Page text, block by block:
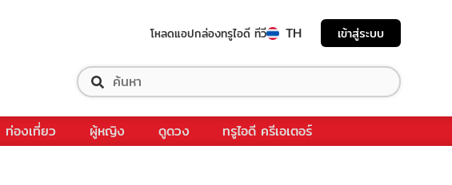
โหลดแอปกล่องทรูไอดี ทีวี TH เข้าสู่ระบบ
ท่องเที่ยว ผู้หญิง ดูดวง ทรูไอดี ครีเอเตอร์